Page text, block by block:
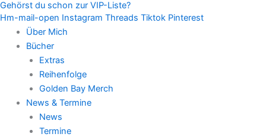
Zum
Inhalt
springen
Gehörst du schon zur VIP-Liste?
Hm-mail-open Instagram Threads Tiktok Pinterest
Über Mich
Bücher
Extras
Reihenfolge
Golden Bay Merch
News & Termine
News
Termine